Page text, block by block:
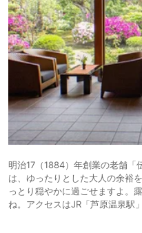
明治17（1884）年創業の老舗「
は、ゆったりとした大人の余裕
っとり穏やかに過ごせますよ。
ね。アクセスはJR「芦原温泉駅